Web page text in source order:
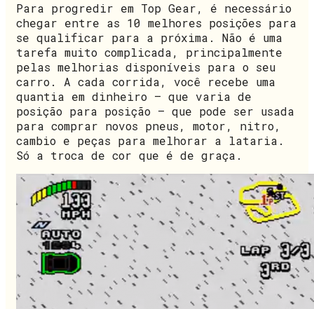
Para progredir em Top Gear, é necessário
chegar entre as 10 melhores posições para
se qualificar para a próxima. Não é uma
tarefa muito complicada, principalmente
pelas melhorias disponíveis para o seu
carro. A cada corrida, você recebe uma
quantia em dinheiro — que varia de
posição para posição — que pode ser usada
para comprar novos pneus, motor, nitro,
cambio e peças para melhorar a lataria.
Só a troca de cor que é de graça.